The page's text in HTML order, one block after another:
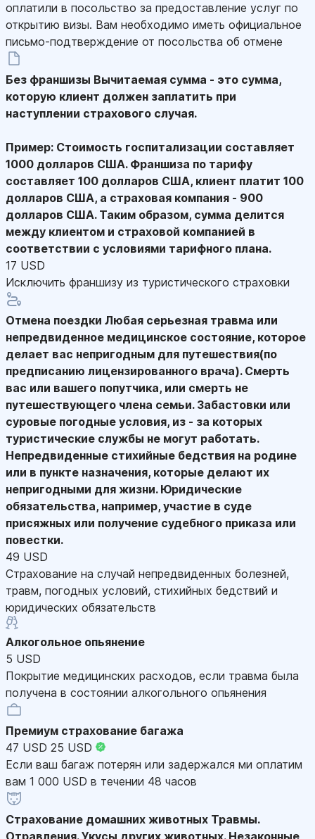
оплатили в посольство за предоставление услуг по
открытию визы. Вам необходимо иметь официальное
письмо-подтверждение от посольства об отмене
Без франшизы Вычитаемая сумма - это сумма,
которую клиент должен заплатить при
наступлении страхового случая.
Пример: Стоимость госпитализации составляет
1000 долларов США. Франшиза по тарифу
составляет 100 долларов США, клиент платит 100
долларов США, а страховая компания - 900
долларов США. Таким образом, сумма делится
между клиентом и страховой компанией в
соответствии с условиями тарифного плана.
17 USD
Исключить франшизу из туристического страховки
Отмена поездки Любая серьезная травма или
непредвиденное медицинское состояние, которое
делает вас непригодным для путешествия(по
предписанию лицензированного врача). Смерть
вас или вашего попутчика, или смерть не
путешествующего члена семьи. Забастовки или
суровые погодные условия, из - за которых
туристические службы не могут работать.
Непредвиденные стихийные бедствия на родине
или в пункте назначения, которые делают их
непригодными для жизни. Юридические
обязательства, например, участие в суде
присяжных или получение судебного приказа или
повестки.
49 USD
Страхование на случай непредвиденных болезней,
травм, погодных условий, стихийных бедствий и
юридических обязательств
Алкогольное опьянение
5 USD
Покрытие медицинских расходов, если травма была
получена в состоянии алкогольного опьянения
Премиум страхование багажа
47 USD 25 USD
Если ваш багаж потерян или задержался ми оплатим
вам 1 000 USD в течении 48 часов
Страхование домашних животных Травмы.
Отравления. Укусы других животных. Незаконные